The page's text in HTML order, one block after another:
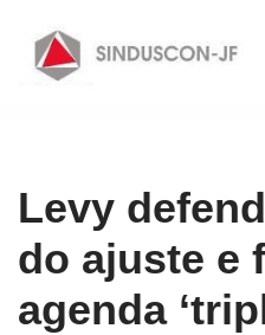
Pular
Levy
do ajuste e
agenda